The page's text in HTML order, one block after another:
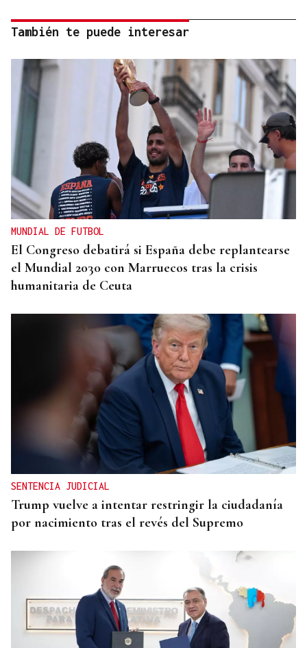
También te puede interesar
MUNDIAL DE FUTBOL
El Congreso debatirá si España debe replantearse
el Mundial 2030 con Marruecos tras la crisis
humanitaria de Ceuta
SENTENCIA JUDICIAL
Trump vuelve a intentar restringir la ciudadanía
por nacimiento tras el revés del Supremo